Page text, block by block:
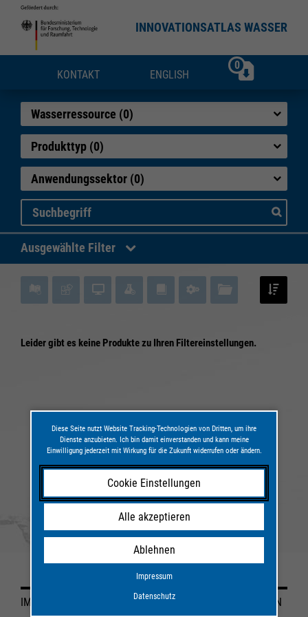
INNOVATIONSATLAS WASSER
KONTAKT ENGLISH
0
Wasserressource (0)
Produkttyp (0)
Anwendungssektor (0)
Suche
Ausgewählte Filter
Filterergebnisse
Leider gibt es keine Produkte zu Ihren Filtereinstellungen.
IMPRESSUM DATENSCHUTZ COOKIE-EINSTELLUNGEN
Diese Seite nutzt Website Tracking-Technologien von Dritten, um ihre
Dienste anzubieten. Ich bin damit einverstanden und kann meine
Einwilligung jederzeit mit Wirkung für die Zukunft widerrufen oder ändern.
Cookie Einstellungen
Alle akzeptieren
Ablehnen
Impressum
Datenschutz
Notwendig
Ablehnen
Impressum Datenschutz
Notwendig
Ablehnen
Impressum Datenschutz